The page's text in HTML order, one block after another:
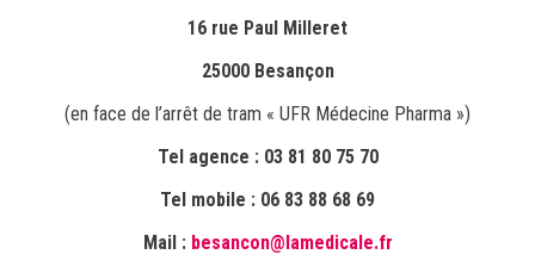
16 rue Paul Milleret
25000 Besançon
(en face de l’arrêt de tram « UFR Médecine Pharma »)
Tel agence : 03 81 80 75 70
Tel mobile : 06 83 88 68 69
Mail : besancon@lamedicale.fr